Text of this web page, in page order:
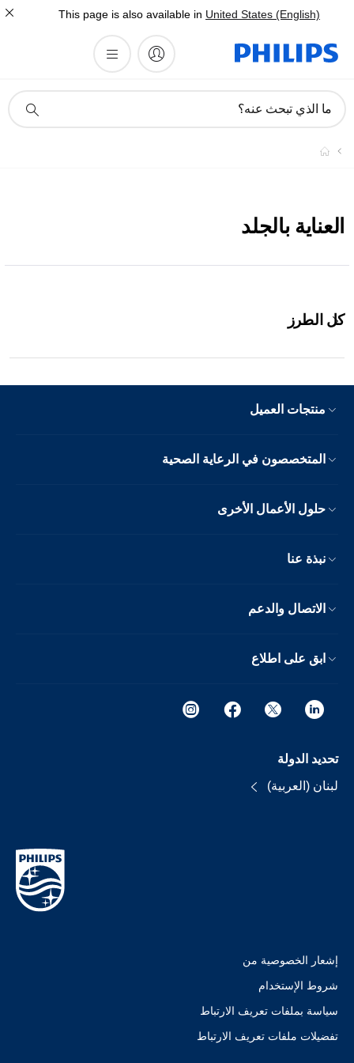
This page is also available in United States (English)
دعم
ما الذي تبحث عنه؟
العناية بالجلد
كل الطرز
منتجات العميل
المتخصصون في الرعاية الصحية
حلول الأعمال الأخرى
نبذة عنا
الاتصال والدعم
ابق على اطلاع
تحديد الدولة
لبنان (العربية)
إشعار الخصوصية من
شروط الإستخدام
سياسة بملفات تعريف الارتباط
تفضيلات ملفات تعريف الارتباط